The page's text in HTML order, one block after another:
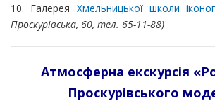
10. Галерея Хмельницької школи
Проскурівська, 60, тел. 65-11-88)
Атмосферна екскурсія
Проскурівського